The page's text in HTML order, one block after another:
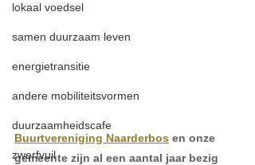
lokaal voedsel
samen duurzaam leven
energietransitie
andere mobiliteitsvormen
duurzaamheidscafe
zwerfvuil
Buurtvereniging Naarderbos en onze
gemeente zijn al een aantal jaar bezig